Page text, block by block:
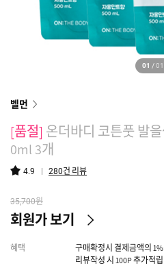
01 /01
벨먼
[품절] 온더바디 코튼풋 발
0ml 3개
4.9 280건 리뷰
35,700원
회원가 보기
혜택
구매확정시 결제금액의
리뷰작성 시 100P 추가적립